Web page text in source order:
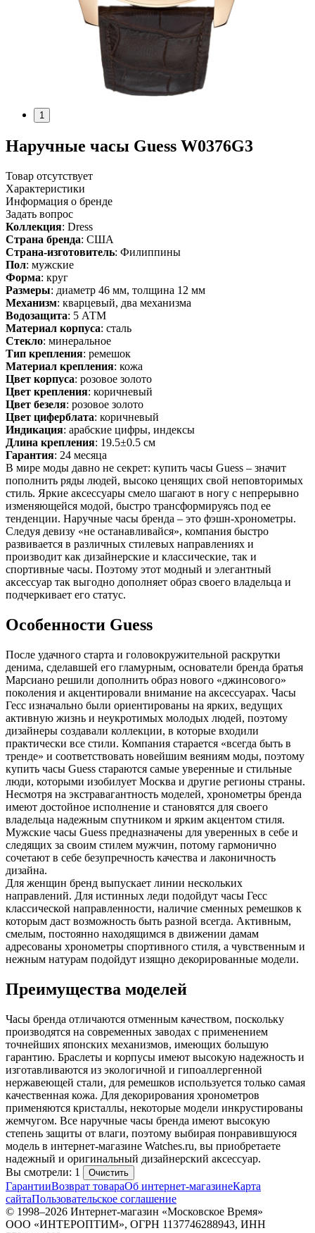
1
Наручные часы Guess W0376G3
Товар отсутствует
Характеристики
Информация о бренде
Задать вопрос
Коллекция: Dress
Страна бренда: США
Страна-изготовитель: Филиппины
Пол: мужские
Форма: круг
Размеры: диаметр 46 мм, толщина 12 мм
Механизм: кварцевый, два механизма
Водозащита: 5 АТМ
Материал корпуса: сталь
Стекло: минеральное
Тип крепления: ремешок
Материал крепления: кожа
Цвет корпуса: розовое золото
Цвет крепления: коричневый
Цвет безеля: розовое золото
Цвет циферблата: коричневый
Индикация: арабские цифры, индексы
Длина крепления: 19.5±0.5 см
Гарантия: 24 месяца
В мире моды давно не секрет: купить часы Guess – значит
пополнить ряды людей, высоко ценящих свой неповторимых
стиль. Яркие аксессуары смело шагают в ногу с непрерывно
изменяющейся модой, быстро трансформируясь под ее
тенденции. Наручные часы бренда – это фэшн-хронометры.
Следуя девизу «не останавливайся», компания быстро
развивается в различных стилевых направлениях и
производит как дизайнерские и классические, так и
спортивные часы. Поэтому этот модный и элегантный
аксессуар так выгодно дополняет образ своего владельца и
подчеркивает его статус.
Особенности Guess
После удачного старта и головокружительной раскрутки
денима, сделавшей его гламурным, основатели бренда братья
Марсиано решили дополнить образ нового «джинсового»
поколения и акцентировали внимание на аксессуарах. Часы
Гесс изначально были ориентированы на ярких, ведущих
активную жизнь и неукротимых молодых людей, поэтому
дизайнеры создавали коллекции, в которые входили
практически все стили. Компания старается «всегда быть в
тренде» и соответствовать новейшим веяниям моды, поэтому
купить часы Guess стараются самые уверенные и стильные
люди, которыми изобилует Москва и другие регионы страны.
Несмотря на экстравагантность моделей, хронометры бренда
имеют достойное исполнение и становятся для своего
владельца надежным спутником и ярким акцентом стиля.
Мужские часы Guess предназначены для уверенных в себе и
следящих за своим стилем мужчин, потому гармонично
сочетают в себе безупречность качества и лаконичность
дизайна.
Для женщин бренд выпускает линии нескольких
направлений. Для истинных леди подойдут часы Гесс
классической направленности, наличие сменных ремешков к
которым даст возможность быть разной всегда. Активным,
смелым, постоянно находящимся в движении дамам
адресованы хронометры спортивного стиля, а чувственным и
нежным натурам подойдут изящно декорированные модели.
Преимущества моделей
Часы бренда отличаются отменным качеством, поскольку
производятся на современных заводах с применением
точнейших японских механизмов, имеющих большую
гарантию. Браслеты и корпусы имеют высокую надежность и
изготавливаются из экологичной и гипоаллергенной
нержавеющей стали, для ремешков используется только самая
качественная кожа. Для декорирования хронометров
применяются кристаллы, некоторые модели инкрустированы
жемчугом. Все наручные часы бренда имеют высокую
степень защиты от влаги, поэтому выбирая понравившуюся
модель в интернет-магазине Watches.ru, вы приобретаете
надежный и оригинальный дизайнерский аксессуар.
Вы смотрели: 1
Очистить
ГарантииВозврат товараОб интернет-магазинеКарта
сайтаПользовательское соглашение
© 1998–2026 Интернет-магазин «Московское Время»
ООО «ИНТЕРОПТИМ», ОГРН 1137746288943, ИНН